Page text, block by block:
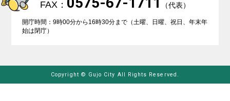
FAX： （代表）
開庁時間：9時00分から16時30分まで（土曜、日曜、祝日、年末年
始は閉庁）
Copyright © Gujo City All Rights Reserved.